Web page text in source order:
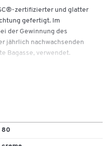
zertifizierter und glatter
gefertigt. Im
der Gewinnung des
jährlich nachwachsenden
Bagasse, verwendet.
Dom Deckel
von Papstar zu 50 Stück. Die
80